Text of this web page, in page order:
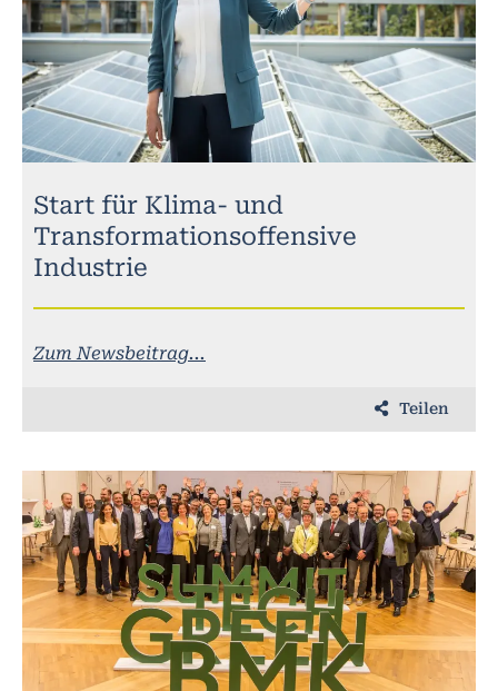
Start für Klima- und
Transformationsoffensive
Industrie
Zum Newsbeitrag...
Teilen